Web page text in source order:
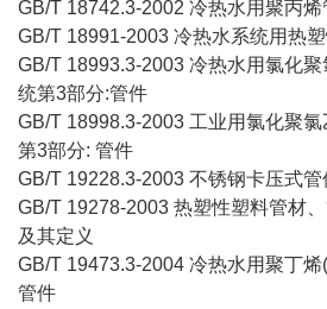
GB/T 18742.3-2002 冷热水用聚丙
GB/T 18991-2003 冷热水系统用热
GB/T 18993.3-2003 冷热水用氯化
统第3部分:管件
GB/T 18998.3-2003 工业用氯化聚
第3部分: 管件
GB/T 19228.3-2003 不锈钢卡压式
GB/T 19278-2003 热塑性塑料管材
及其定义
GB/T 19473.3-2004 冷热水用聚丁
管件